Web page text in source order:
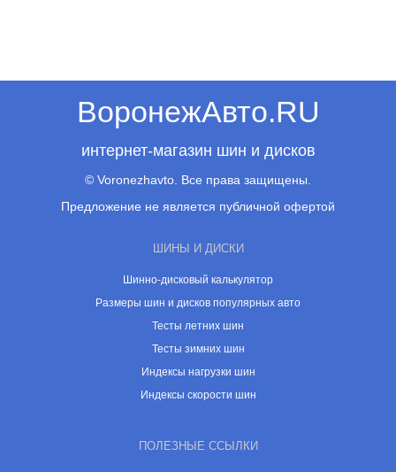
ВоронежАвто.RU
интернет-магазин шин и дисков
© Voronezhavto. Все права защищены.
Предложение не является публичной офертой
ШИНЫ И ДИСКИ
Шинно-дисковый калькулятор
Размеры шин и дисков популярных авто
Тесты летних шин
Тесты зимних шин
Индексы нагрузки шин
Индексы скорости шин
ПОЛЕЗНЫЕ ССЫЛКИ